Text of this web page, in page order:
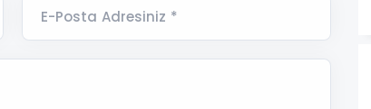
E-Posta Adresiniz *